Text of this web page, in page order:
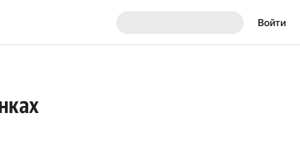
Войти